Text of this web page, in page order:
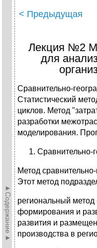
►Содержание►
< Предыдущая
Лекция №2
для
Сравнительно-
Статистический
циклов. Метод
разработки
моделирования.
Сравнительно-
Метод
Этот метод
региональный метод
формирования и
развития и
производства в